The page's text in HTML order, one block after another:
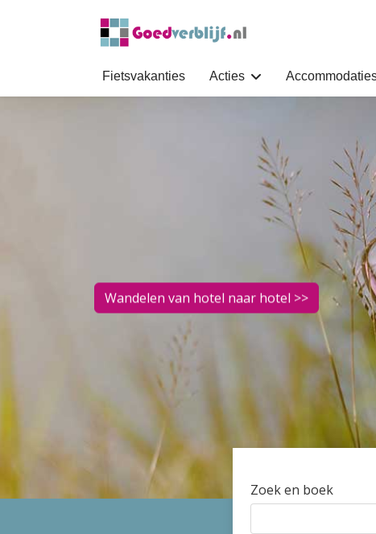
Fietsvakanties Acties
Wandelen van hotel naar hotel >>
Zoek en boek